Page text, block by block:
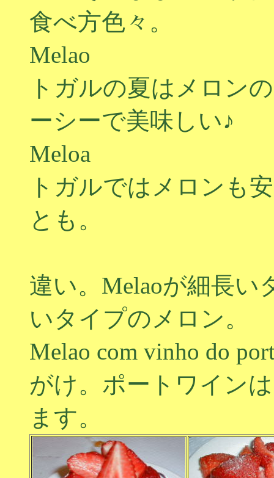
食べ方色々。
Melao ：
トガルの夏はメロン
ーシーで美味しい♪
Meloa ：
トガルではメロンも
とも。
違い。Melaoが細長い
いタイプのメロン。
Melao com vinho do
がけ。ポートワイン
ます。